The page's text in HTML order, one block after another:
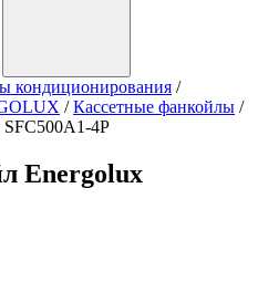
кондиционирования /
/ Кассетные фанкойлы /
4P
Energolux